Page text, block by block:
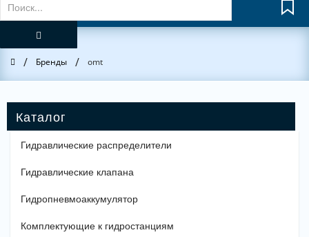
Главная
/ Бренды / omt
Гидравлические распределители
Гидравлические клапана
Гидропневмоаккумулятор
Комплектующие к гидростанциям